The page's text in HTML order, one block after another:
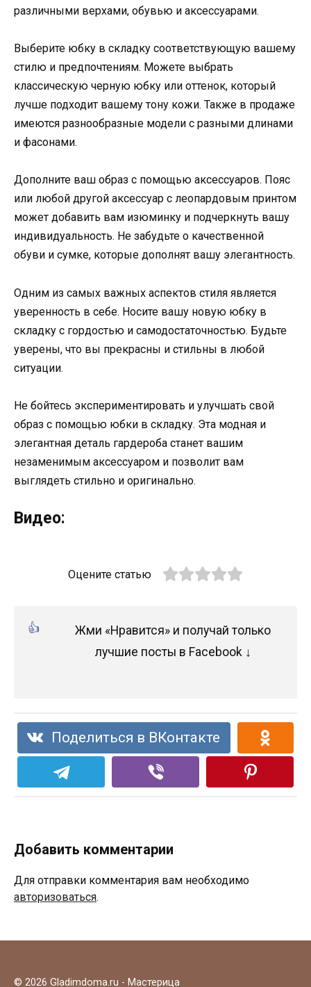
различными верхами, обувью и аксессуарами.
Выберите юбку в складку соответствующую вашему
стилю и предпочтениям. Можете выбрать
классическую черную юбку или оттенок, который
лучше подходит вашему тону кожи. Также в продаже
имеются разнообразные модели с разными длинами
и фасонами.
Дополните ваш образ с помощью аксессуаров. Пояс
или любой другой аксессуар с леопардовым принтом
может добавить вам изюминку и подчеркнуть вашу
индивидуальность. Не забудьте о качественной
обуви и сумке, которые дополнят вашу элегантность.
Одним из самых важных аспектов стиля является
уверенность в себе. Носите вашу новую юбку в
складку с гордостью и самодостаточностью. Будьте
уверены, что вы прекрасны и стильны в любой
ситуации.
Не бойтесь экспериментировать и улучшать свой
образ с помощью юбки в складку. Эта модная и
элегантная деталь гардероба станет вашим
незаменимым аксессуаром и позволит вам
выглядеть стильно и оригинально.
Видео:
Оцените статью
Жми «Нравится» и получай только
лучшие посты в Facebook ↓
Поделиться в ВКонтакте
Добавить комментарии
Для отправки комментария вам необходимо
авторизоваться.
© 2026 Gladimdoma.ru - Мастерица